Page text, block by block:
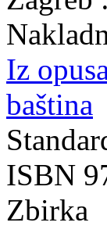
Iz
baština
ISBN
Zbirka